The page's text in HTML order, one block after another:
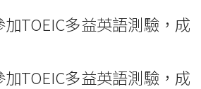
TOEIC多益英語測驗，成
TOEIC多益英語測驗，成